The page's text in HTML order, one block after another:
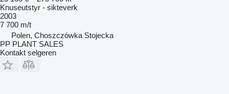
Knuseutstyr - sikteverk
2003
7 700 m/t
Polen, Choszczówka Stojecka
PP PLANT SALES
Kontakt selgeren